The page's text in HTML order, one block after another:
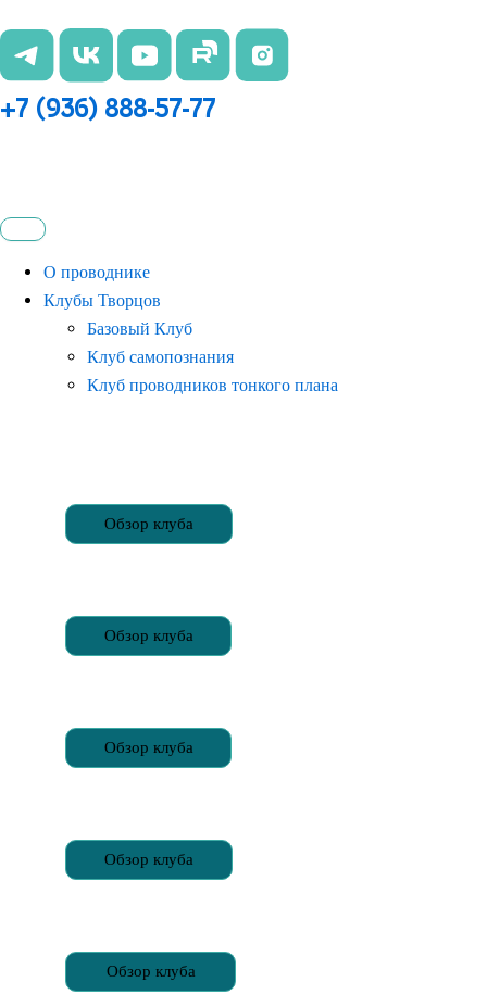
к
содержимому
+7 (936) 888-57-77
О проводнике
Клубы Творцов
Базовый Клуб
Клуб самопознания
Клуб проводников тонкого плана
Обзор клуба
Обзор клуба
Обзор клуба
Обзор клуба
Обзор клуба